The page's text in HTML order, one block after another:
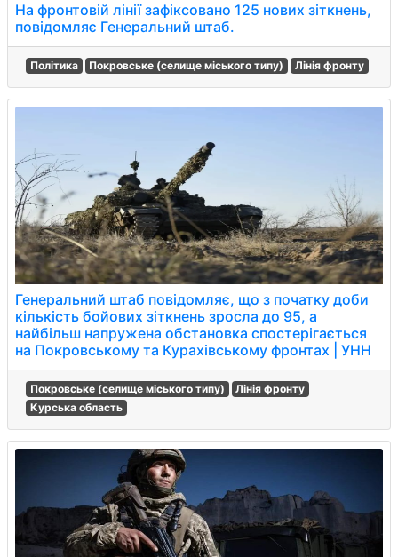
На фронтовій лінії зафіксовано 125 нових зіткнень,
повідомляє Генеральний штаб.
Політика Покровське (селище міського типу) Лінія фронту
Генеральний штаб повідомляє, що з початку доби
кількість бойових зіткнень зросла до 95, а
найбільш напружена обстановка спостерігається
на Покровському та Курахівському фронтах | УНН
Покровське (селище міського типу)
Лінія фронту
Курська область